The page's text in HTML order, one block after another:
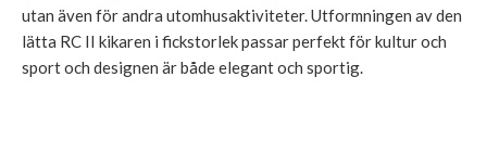
utan även för andra utomhusaktiviteter. Utformningen av den
lätta RC II kikaren i fickstorlek passar perfekt för kultur och
sport och designen är både elegant och sportig.